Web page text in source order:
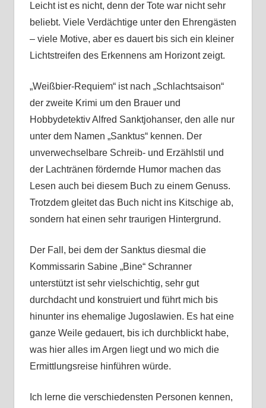
Leicht ist es nicht, denn der Tote war nicht sehr
beliebt. Viele Verdächtige unter den Ehrengästen
– viele Motive, aber es dauert bis sich ein kleiner
Lichtstreifen des Erkennens am Horizont zeigt.
„Weißbier-Requiem“ ist nach „Schlachtsaison“
der zweite Krimi um den Brauer und
Hobbydetektiv Alfred Sanktjohanser, den alle nur
unter dem Namen „Sanktus“ kennen. Der
unverwechselbare Schreib- und Erzählstil und
der Lachtränen fördernde Humor machen das
Lesen auch bei diesem Buch zu einem Genuss.
Trotzdem gleitet das Buch nicht ins Kitschige ab,
sondern hat einen sehr traurigen Hintergrund.
Der Fall, bei dem der Sanktus diesmal die
Kommissarin Sabine „Bine“ Schranner
unterstützt ist sehr vielschichtig, sehr gut
durchdacht und konstruiert und führt mich bis
hinunter ins ehemalige Jugoslawien. Es hat eine
ganze Weile gedauert, bis ich durchblickt habe,
was hier alles im Argen liegt und wo mich die
Ermittlungsreise hinführen würde.
Ich lerne die verschiedensten Personen kennen,